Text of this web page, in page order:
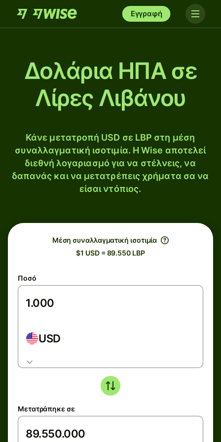
Εγγραφή
Δολάρια ΗΠΑ σε
Λίρες Λιβάνου
Κάνε μετατροπή USD σε LBP στη μέση
συναλλαγματική ισοτιμία. Η Wise αποτελεί
διεθνή λογαριασμό για να στέλνεις, να
δαπανάς και να μετατρέπεις χρήματα σα να
είσαι ντόπιος.
Μέση συναλλαγματική ισοτιμία
$1 USD = 89.550 LBP
Ποσό
USD
Μετατράπηκε σε